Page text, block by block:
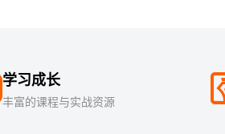
学习成长
丰富的课程与实战资源